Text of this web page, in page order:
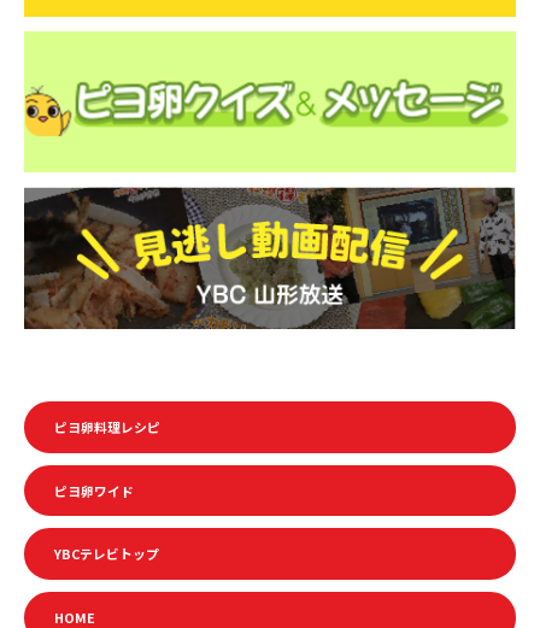
ピヨ卵料理レシピ
ピヨ卵ワイド
YBCテレビトップ
HOME